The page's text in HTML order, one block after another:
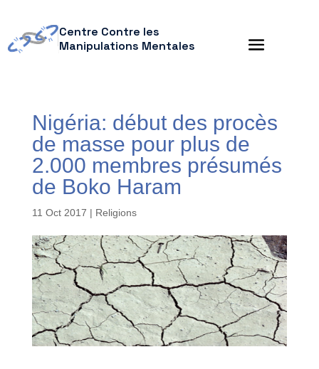
Centre Contre les
Manipulations Mentales
Nigéria: début des procès
de masse pour plus de
2.000 membres présumés
de Boko Haram
11 Oct 2017 | Religions